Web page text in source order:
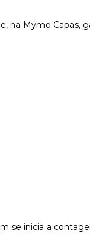
na Mymo Capas,
se inicia a